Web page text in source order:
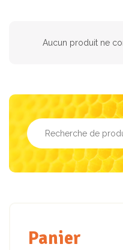
Aucun produit ne
Recherche
pour :
Panier